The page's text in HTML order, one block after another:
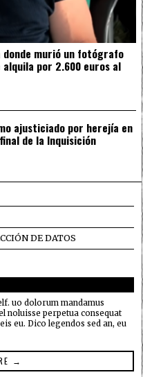
donde murió un fotógrafo
por 2.600 euros al
ajusticiado por herejía en
de la Inquisición
DE DATOS
uo dolorum mandamus
noluisse perpetua consequat
eu. Dico legendos sed an, eu
→